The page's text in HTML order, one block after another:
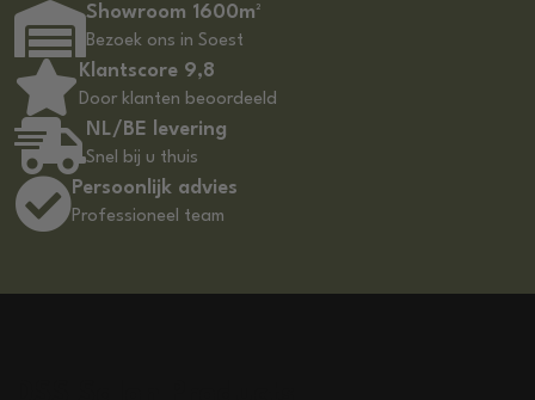
Showroom 1600m²
Bezoek ons in Soest
Klantscore 9,8
Door klanten beoordeeld
NL/BE levering
Snel bij u thuis
Persoonlijk advies
Professioneel team